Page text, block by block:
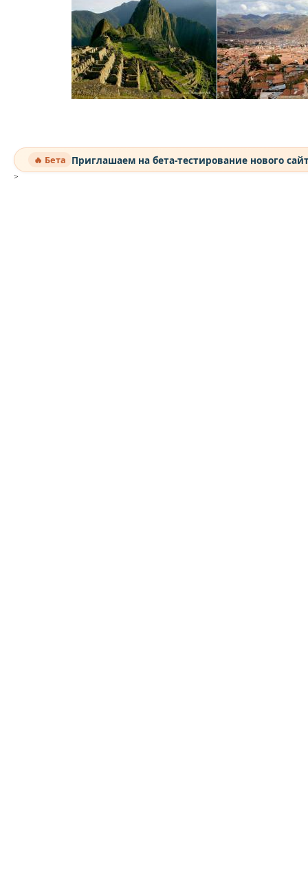
🔥 Бета Приглашаем на бета-тестирование нового
>